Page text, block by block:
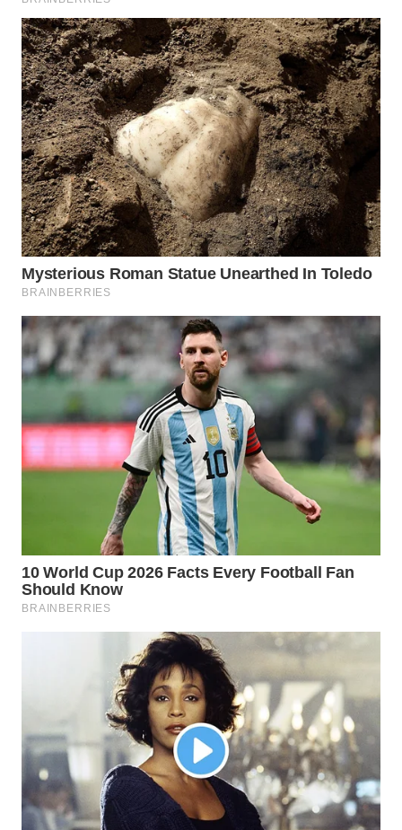
WN
SURABAYA
WN
NATUNA
WN
BINTAN
WN
MANDALIKA
WN
LIKUPANG
WN
LABUANBAJO
WN
BORNEO
Group
WAHANA
NEWS
ADVOKAT
WAHANA
INFRASTRUKTUR